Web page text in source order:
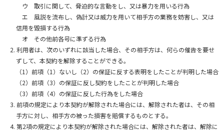
ウ 取引に関して、脅迫的な言動をし、又は暴力を用いる行為
エ 風説を流布し、偽計又は威力を用いて相手方の業務を妨害し、又は
信用を毀損する行為
オ その他前各号に準ずる行為
利用者は、次のいずれに該当した場合、その相手方は、何らの催告を要せ
ずして、本契約を解除することができる。
（1）前項（1）ないし（2）の保証に反する表明をしたことが判明した場合
（2）前項（3）の保証に反し契約をしたことが判明した場合
（3）前項（4）の保証に反した行為をした場合
前項の規定により本契約が解除された場合には、解除された者は、その相
手方に対し、相手方の被った損害を賠償するものとする。
第2項の規定により本契約が解除された場合には、解除された者は、解除に